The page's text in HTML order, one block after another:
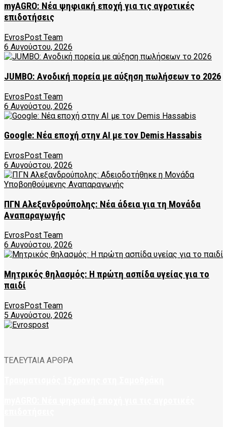
myAGRO: Νέα ψηφιακή εποχή για τις αγροτικές
επιδοτήσεις
EvrosPost Team
6 Αυγούστου, 2026
JUMBO: Ανοδική πορεία με αύξηση πωλήσεων το 2026
EvrosPost Team
6 Αυγούστου, 2026
Google: Νέα εποχή στην AI με τον Demis Hassabis
EvrosPost Team
6 Αυγούστου, 2026
ΠΓΝ Αλεξανδρούπολης: Νέα άδεια για τη Μονάδα
Αναπαραγωγής
EvrosPost Team
6 Αυγούστου, 2026
Μητρικός θηλασμός: Η πρώτη ασπίδα υγείας για το
παιδί
EvrosPost Team
5 Αυγούστου, 2026
ΤΕΛΕΥΤΑΙΑ ΑΡΘΡΑ